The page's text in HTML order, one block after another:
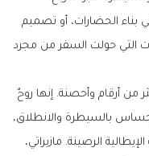
بناء الحضارات، أو تصميم
التي حولت السفر من مجرد
من أرقام وأحصنة. إنها روحٌ
بالسيطرة والانطلاق،
الرصينة. مازيراتي،